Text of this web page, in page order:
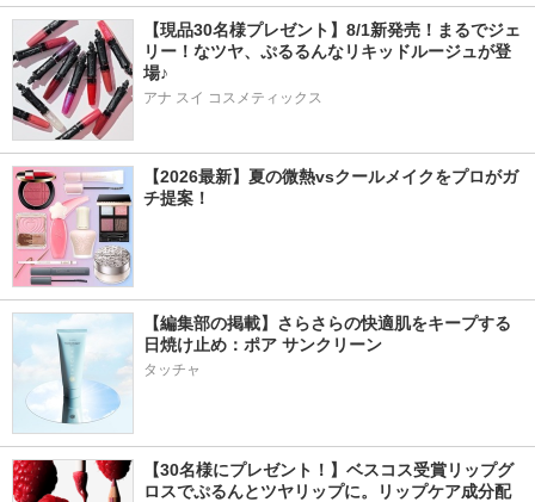
【現品30名様プレゼント】8/1新発売！まるでジェ
リー！なツヤ、ぷるるんなリキッドルージュが登
場♪
アナ スイ コスメティックス
【2026最新】夏の微熱vsクールメイクをプロがガ
チ提案！
【編集部の掲載】さらさらの快適肌をキープする
日焼け止め：ポア サンクリーン
タッチャ
【30名様にプレゼント！】ベスコス受賞リップグ
ロスでぷるんとツヤリップに。リップケア成分配